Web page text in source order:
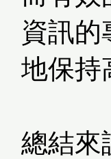
資訊的
地保持
總結來